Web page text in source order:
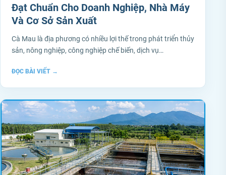
Đạt Chuẩn Cho Doanh Nghiệp, Nhà Máy
Và Cơ Sở Sản Xuất
Cà Mau là địa phương có nhiều lợi thế trong phát triển thủy
sản, nông nghiệp, công nghiệp chế biến, dịch vụ…
ĐỌC BÀI VIẾT →